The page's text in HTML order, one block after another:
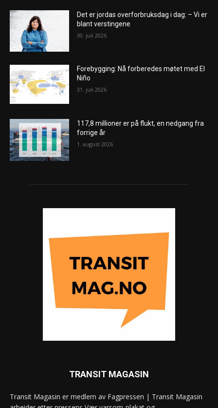
Det er jordas overforbruksdag i dag: – Vi er
blant verstingene
30. juli 2026
Forebygging: Nå forberedes møtet med El
Niño
31. juli 2026
117,8 millioner er på flukt, en nedgang fra
forrige år
1. august 2026
TRANSIT MAGASIN
Transit Magasin er medlem av Fagpressen | Transit Magasin